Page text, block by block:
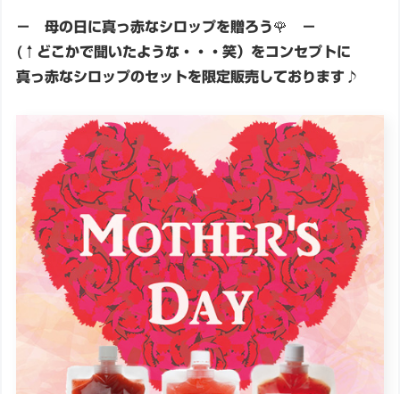
－ 母の日に真っ赤なシロップを贈ろう🌹 －
(↑どこかで聞いたような・・・笑）をコンセプトに
真っ赤なシロップのセットを限定販売しております♪